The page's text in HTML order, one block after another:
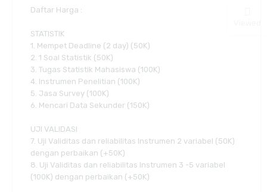
Daftar Harga :
STATISTIK
1. Mempet Deadline (2 day) (50K)
2. 1 Soal Statistik (50K)
3. Tugas Statistik Mahasiswa (100K)
4. Instrumen Penelitian (100K)
5. Jasa Survey (100K)
6. Mencari Data Sekunder (150K)
UJI VALIDASI
7. Uji Validitas dan reliabilitas Instrumen 2 variabel (50K)
dengan perbaikan (+50K)
8. Uji Validitas dan reliabilitas Instrumen 3 -5 variabel
(100K) dengan perbaikan (+50K)